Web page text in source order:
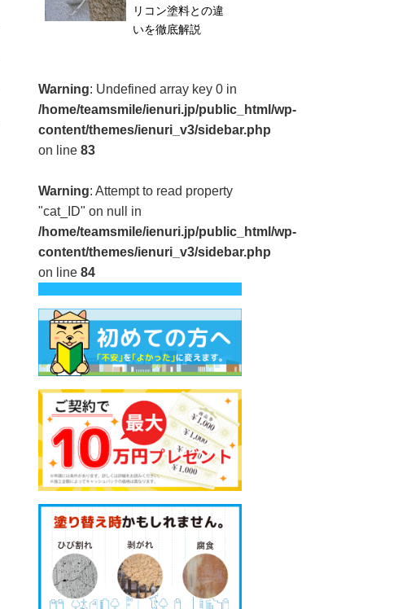
リコン塗料との違
いを徹底解説
Warning: Undefined array key 0 in
/home/teamsmile/ienuri.jp/public_html/wp-
content/themes/ienuri_v3/sidebar.php
on line83
Warning: Attempt to read property
"cat_ID" on null in
/home/teamsmile/ienuri.jp/public_html/wp-
content/themes/ienuri_v3/sidebar.php
on line84